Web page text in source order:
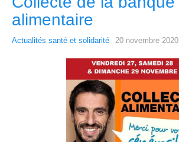
alimentaire
Actualités santé et solidarité 20 novembre 2020